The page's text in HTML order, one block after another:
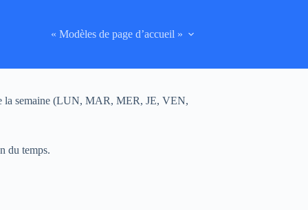
« Modèles de page d’accueil »
la semaine (LUN, MAR, MER, JE, VEN,
du temps.